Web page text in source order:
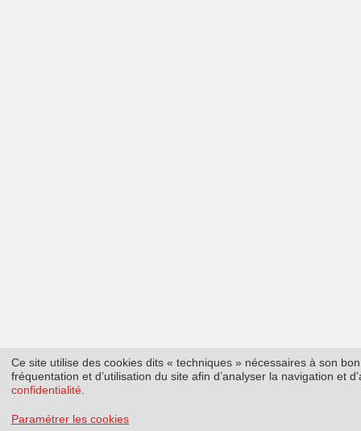
Ce site utilise des cookies dits « techniques » nécessaires à son
fréquentation et d’utilisation du site afin d’analyser la navigation et
confidentialité
Paramétrer les cookies